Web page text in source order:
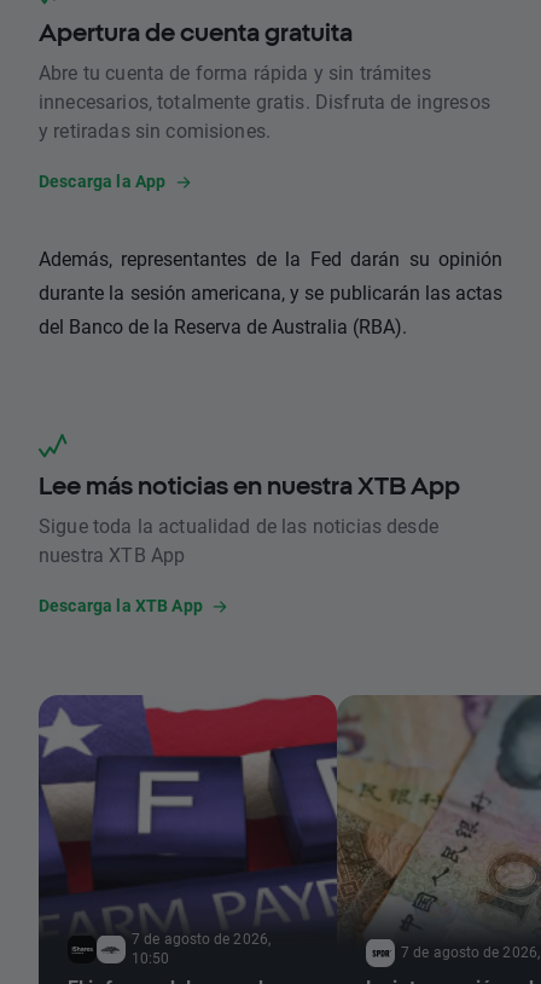
Apertura de cuenta gratuita
Abre tu cuenta de forma rápida y sin trámites
innecesarios, totalmente gratis. Disfruta de ingresos
y retiradas sin comisiones.
Descarga la App
Además, representantes de la Fed darán su opinión
durante la sesión americana, y se publicarán las actas
del Banco de la Reserva de Australia (RBA).
Lee más noticias en nuestra XTB App
Sigue toda la actualidad de las noticias desde
nuestra XTB App
Descarga la XTB App
7 de agosto de 2026,
10:50
7 de agosto de